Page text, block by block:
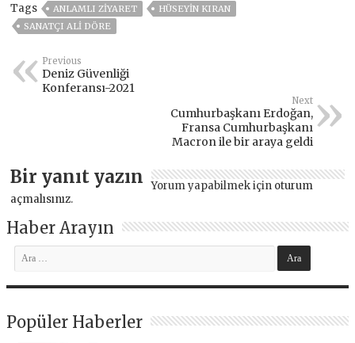
Tags ANLAMLI ZIYARET
HÜSEYIN KIRAN
SANATÇI ALİ DÖRE
Previous
Deniz Güvenliği
Konferansı-2021
Next
Cumhurbaşkanı Erdoğan,
Fransa Cumhurbaşkanı
Macron ile bir araya geldi
Bir yanıt yazın Yorum yapabilmek için oturum
açmalısınız.
Haber Arayın
Popüler Haberler